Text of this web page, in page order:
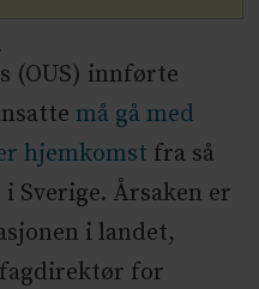
(OUS) innførte
må gå med
hjemkomst fra så
Sverige. Årsaken er
i landet,
for